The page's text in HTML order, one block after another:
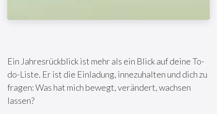
Ein Jahresrückblick ist mehr als ein Blick auf deine To-
do-Liste. Er ist die Einladung, innezuhalten und dich zu
fragen: Was hat mich bewegt, verändert, wachsen
lassen?